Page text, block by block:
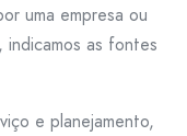
uma empresa ou
as fontes
e planejamento,